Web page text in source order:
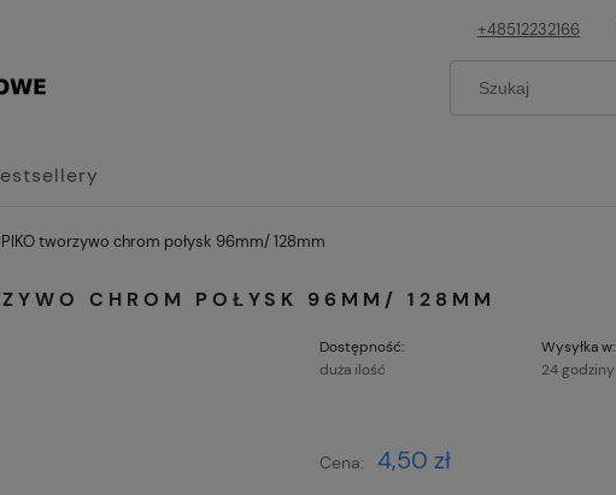
+48512232166
tworzywo chrom połysk 96mm/ 128mm
CHROM POŁYSK 96MM/ 128MM
Dostępność:
duża ilość
Wysyłka w:
24 godziny
Cena: 4,50 zł